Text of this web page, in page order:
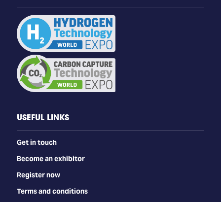
USEFUL LINKS
Get in touch
Become an exhibitor
Register now
Terms and conditions